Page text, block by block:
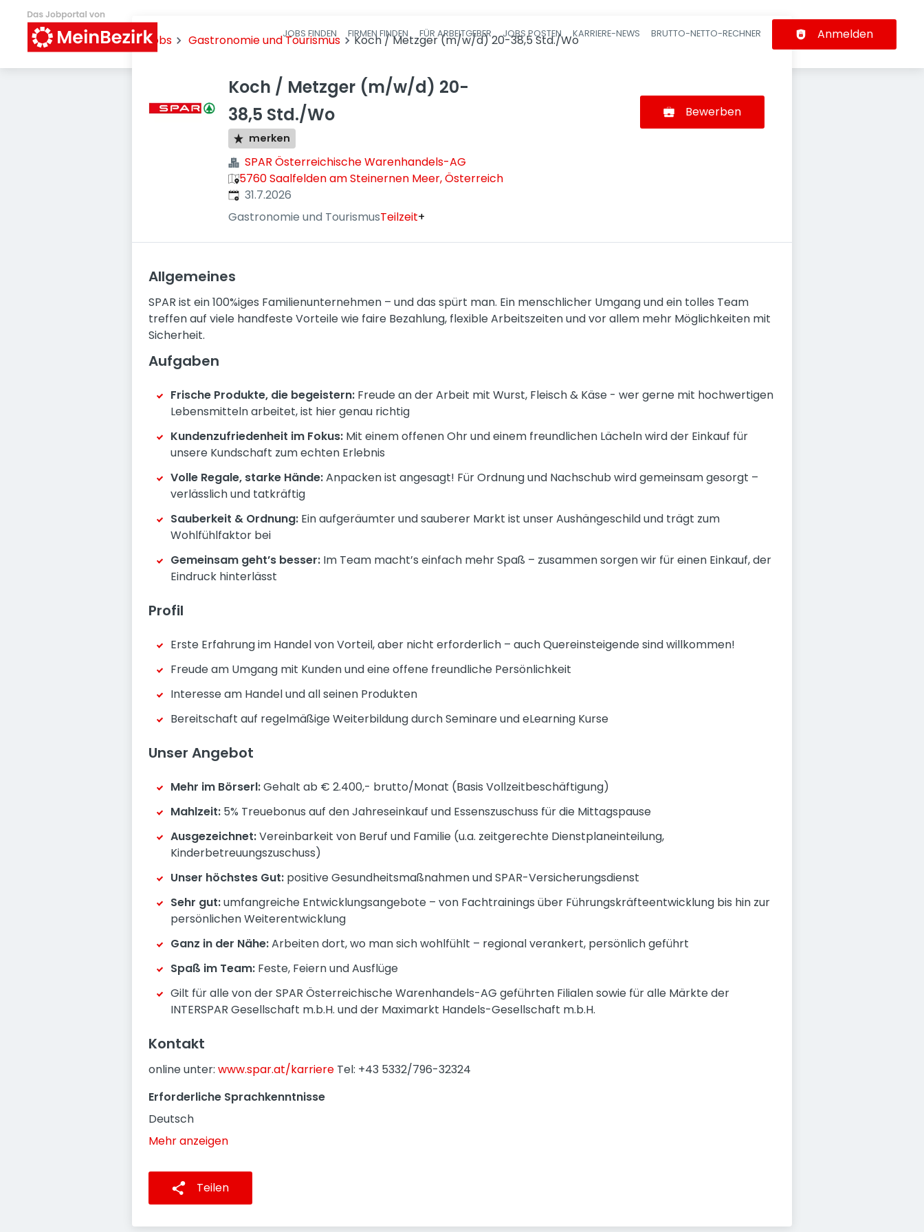
Haupt-Navigation
JOBS FINDEN FIRMEN FINDEN FÜR ARBEITGEBER JOBS POSTEN KARRIERE-NEWS BRUTTO-NETTO-RECHNER Anmelden
Jobs Gastronomie und Tourismus Koch / Metzger (m/w/d) 20-38,5 Std./Wo
Koch / Metzger (m/w/d) 20-
38,5 Std./Wo
merken
SPAR Österreichische Warenhandels-AG
5760 Saalfelden am Steinernen Meer, Österreich
Veröffentlicht
31.7.2026
Gastronomie und TourismusTeilzeit+
Bewerben
Allgemeines
SPAR ist ein 100%iges Familienunternehmen – und das spürt man. Ein menschlicher Umgang und ein tolles Team
treffen auf viele handfeste Vorteile wie faire Bezahlung, flexible Arbeitszeiten und vor allem mehr Möglichkeiten mit
Sicherheit.
Aufgaben
Frische Produkte, die begeistern: Freude an der Arbeit mit Wurst, Fleisch & Käse - wer gerne mit hochwertigen
Lebensmitteln arbeitet, ist hier genau richtig
Kundenzufriedenheit im Fokus: Mit einem offenen Ohr und einem freundlichen Lächeln wird der Einkauf für
unsere Kundschaft zum echten Erlebnis
Volle Regale, starke Hände:Anpacken ist angesagt! Für Ordnung und Nachschub wird gemeinsam gesorgt –
verlässlich und tatkräftig
Sauberkeit & Ordnung: Ein aufgeräumter und sauberer Markt ist unser Aushängeschild und trägt zum
Wohlfühlfaktor bei
Gemeinsam geht’s besser: Im Team macht’s einfach mehr Spaß – zusammen sorgen wir für einen Einkauf, der
Eindruck hinterlässt
Profil
Erste Erfahrung im Handel von Vorteil, aber nicht erforderlich – auch Quereinsteigende sind willkommen!
Freude am Umgang mit Kunden und eine offene freundliche Persönlichkeit
Interesse am Handel und all seinen Produkten
Bereitschaft auf regelmäßige Weiterbildung durch Seminare und eLearning Kurse
Unser Angebot
Mehr im Börserl:Gehalt ab € 2.400,- brutto/Monat (Basis Vollzeitbeschäftigung)
Mahlzeit: 5% Treuebonus auf den Jahreseinkauf und Essenszuschuss für die Mittagspause
Ausgezeichnet:Vereinbarkeit von Beruf und Familie (u.a. zeitgerechte Dienstplaneinteilung,
Kinderbetreuungszuschuss)
Unser höchstes Gut: positive Gesundheitsmaßnahmen und SPAR-Versicherungsdienst
Sehr gut:umfangreiche Entwicklungsangebote – von Fachtrainings über Führungskräfteentwicklung bis hin zur
persönlichen Weiterentwicklung
Ganz in der Nähe:Arbeiten dort, wo man sich wohlfühlt – regional verankert, persönlich geführt
Spaß im Team: Feste, Feiern und Ausflüge
Gilt für alle von der SPAR Österreichische Warenhandels-AG geführten Filialen sowie für alle Märkte der
INTERSPAR Gesellschaft m.b.H. und der Maximarkt Handels-Gesellschaft m.b.H.
Kontakt
online unter: www.spar.at/karriere Tel: +43 5332/796-32324
Erforderliche Sprachkenntnisse
Deutsch
Mehr anzeigen
Teilen